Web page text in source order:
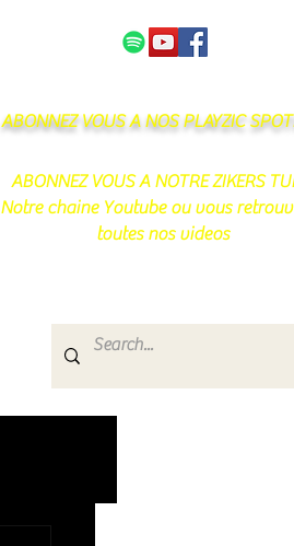
ABONNEZ VOUS A NOS PLAYZIC
ABONNEZ VOUS A NOTRE ZIKERS
Notre chaine Youtube ou vous
toutes nos videos